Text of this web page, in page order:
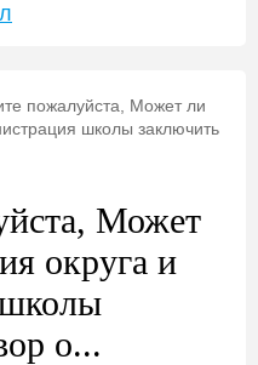
пожалуйста, Может ли
школы заключить
Может
округа и
о...